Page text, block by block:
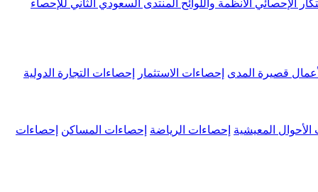
الإحصائي الأنظمة واللوائح المنتدى السعودي الثاني للإحصاء
قصيرة المدى إحصاءات الاستثمار إحصاءات التجارة الدولية
الأحوال المعيشية إحصاءات الرياضة إحصاءات المساكن إحصاءات